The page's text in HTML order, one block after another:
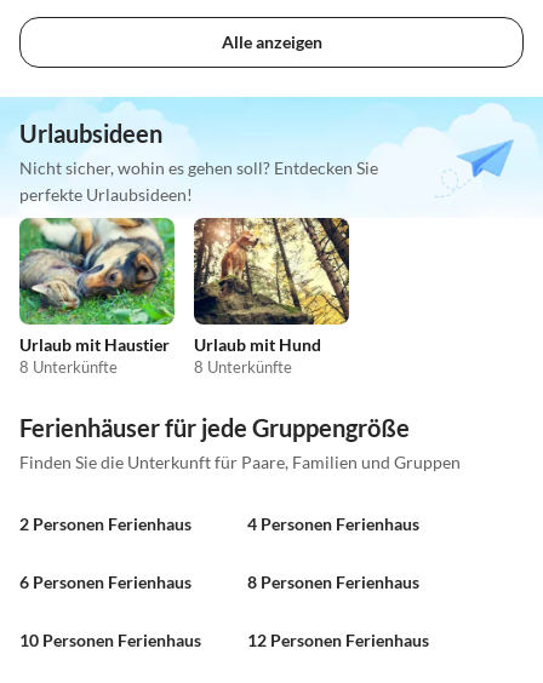
Alle anzeigen
Urlaubsideen
Nicht sicher, wohin es gehen soll? Entdecken Sie
perfekte Urlaubsideen!
Urlaub mit Haustier
8 Unterkünfte
Urlaub mit Hund
8 Unterkünfte
Ferienhäuser für jede Gruppengröße
Finden Sie die Unterkunft für Paare, Familien und Gruppen
2 Personen Ferienhaus 4 Personen Ferienhaus
6 Personen Ferienhaus 8 Personen Ferienhaus
10 Personen Ferienhaus 12 Personen Ferienhaus